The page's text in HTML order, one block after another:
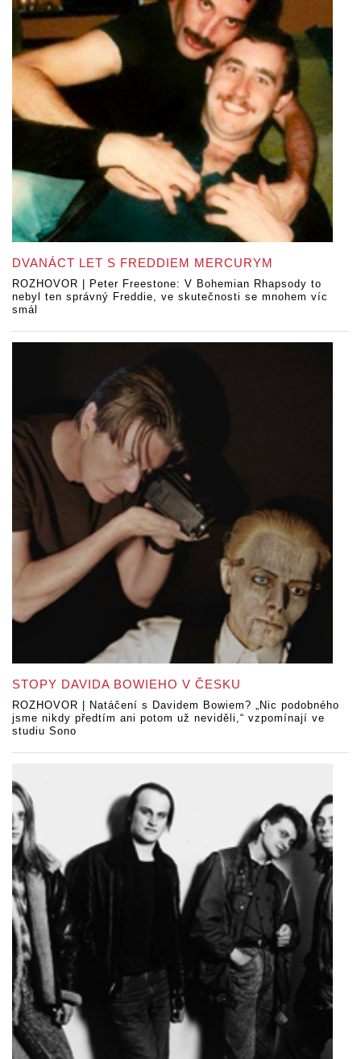
DVANÁCT LET S FREDDIEM MERCURYM
ROZHOVOR | Peter Freestone: V Bohemian Rhapsody to
nebyl ten správný Freddie, ve skutečnosti se mnohem víc
smál
STOPY DAVIDA BOWIEHO V ČESKU
ROZHOVOR | Natáčení s Davidem Bowiem? „Nic podobného
jsme nikdy předtím ani potom už neviděli,“ vzpomínají ve
studiu Sono